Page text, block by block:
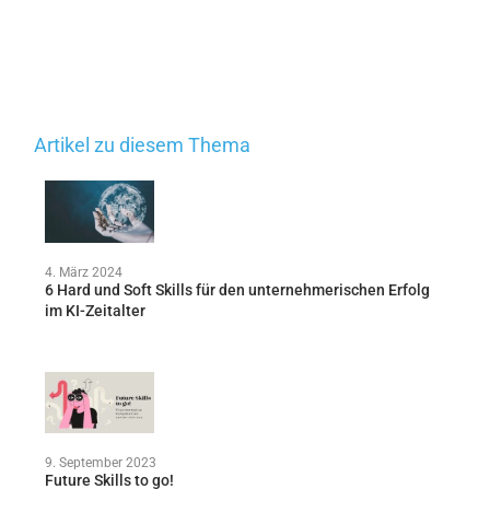
Artikel zu diesem Thema
4. März 2024
6 Hard und Soft Skills für den unternehmerischen Erfolg
im KI-Zeitalter
9. September 2023
Future Skills to go!